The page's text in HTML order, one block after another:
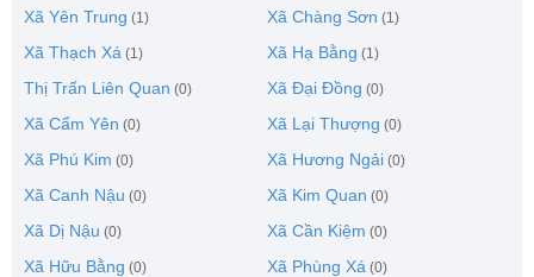
Xã Yên Trung (1) Xã Chàng Sơn (1)
Xã Thạch Xá (1) Xã Hạ Bằng (1)
Thị Trấn Liên Quan (0) Xã Đại Đồng (0)
Xã Cẩm Yên (0) Xã Lại Thượng (0)
Xã Phú Kim (0) Xã Hương Ngải (0)
Xã Canh Nậu (0) Xã Kim Quan (0)
Xã Dị Nậu (0) Xã Cần Kiệm (0)
Xã Hữu Bằng (0) Xã Phùng Xá (0)